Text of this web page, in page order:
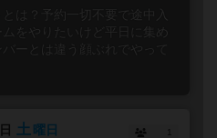
は？予約一切不要で途中入
をやりたいけど平日に集め
ーとは違う顔ぶれでやって
日 土 曜日
1